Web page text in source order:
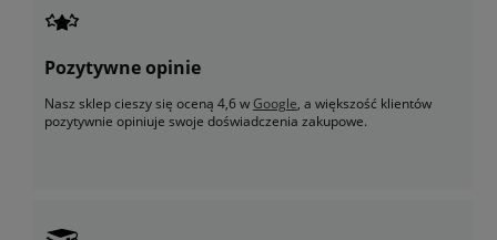
Pozytywne opinie
Nasz sklep cieszy się oceną 4,6 wGoogle, a większość klientów
pozytywnie opiniuje swoje doświadczenia zakupowe.